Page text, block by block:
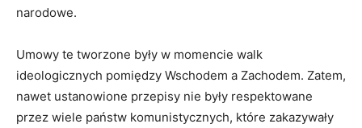
narodowe.
Umowy te tworzone były w momencie walk
ideologicznych pomiędzy Wschodem a Zachodem. Zatem,
nawet ustanowione przepisy nie były respektowane
przez wiele państw komunistycznych, które zakazywały